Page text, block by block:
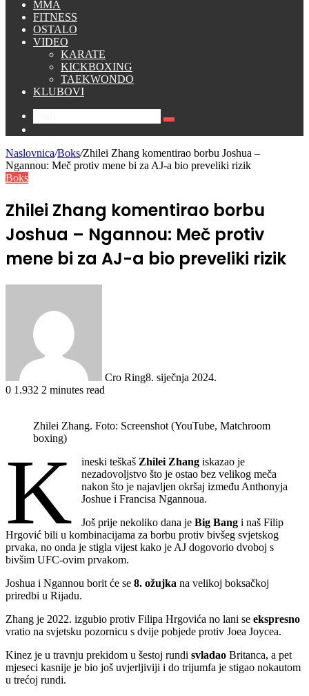
MMA
FITNESS
OSTALO
VIDEO
KARATE
KICKBOXING
TAEKWONDO
KLUBOVI
Traži
Naslovnica/Boks/Zhilei Zhang komentirao borbu Joshua –
Ngannou: Meč protiv mene bi za AJ-a bio preveliki rizik
Boks
Zhilei Zhang komentirao borbu
Joshua – Ngannou: Meč protiv
mene bi za AJ-a bio preveliki rizik
Cro Ring8. siječnja 2024.
0 1.932 2 minutes read
Zhilei Zhang. Foto: Screenshot (YouTube, Matchroom
boxing)
K ineski teškaš Zhilei Zhangiskazao je
nezadovoljstvo što je ostao bez velikog meča
nakon što je najavljen okršaj između Anthonyja
Joshue i Francisa Ngannoua.
Još prije nekoliko dana jeBig Bang i naš Filip
Hrgović bili u kombinacijama za borbu protiv bivšeg svjetskog
prvaka, no onda je stigla vijest kako je AJ dogovorio dvoboj s
bivšim UFC-ovim prvakom.
Joshua i Ngannou borit će se 8. ožujka na velikoj boksačkoj
priredbi u Rijadu.
Zhang je 2022. izgubio protiv Filipa Hrgovića no lani se ekspresno
vratio na svjetsku pozornicu s dvije pobjede protiv Joea Joycea.
Kinez je u travnju prekidom u šestoj rundi svladao Britanca, a pet
mjeseci kasnije je bio još uvjerljiviji i do trijumfa je stigao nokautom
u trećoj rundi.